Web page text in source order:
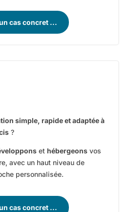
cas concret ...
simple, rapide et adaptée à
?
et hébergeons vos
avec un haut niveau de
personnalisée.
cas concret ...